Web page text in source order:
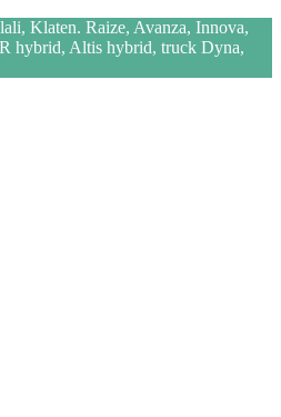
Klaten. Raize, Avanza, Innova,
hybrid, Altis hybrid, truck Dyna,